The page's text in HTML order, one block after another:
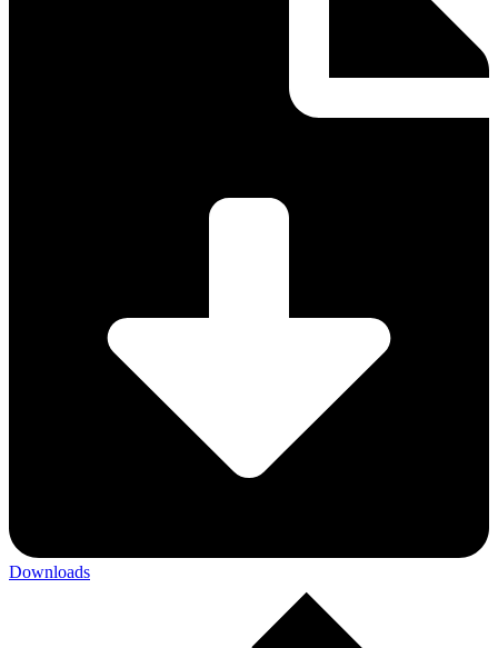
Downloads